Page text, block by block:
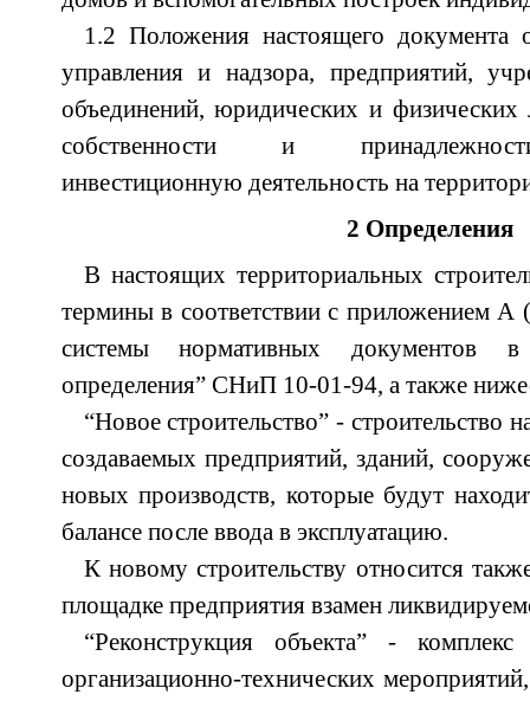
1.2 Положения настоящего документа
управления и надзора, предприятий,
объединений, юридических и
собственности и
инвестиционную деятельность на
2 Определения
В настоящих территориальных
термины в соответствии с приложением А
системы нормативных документов
определения” СНиП 10-01-94, а также
“Новое строительство” - строительство
создаваемых предприятий, зданий,
новых производств, которые будут
балансе после ввода в эксплуатацию.
К новому строительству относится
площадке предприятия взамен
“Реконструкция объекта” -
организационно-технических